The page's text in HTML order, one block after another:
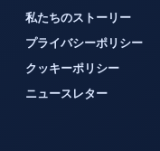
私たちのストーリー
プライバシーポリシー
クッキーポリシー
ニュースレター